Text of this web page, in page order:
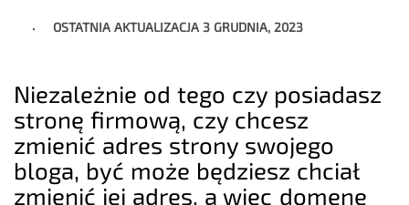
OSTATNIA AKTUALIZACJA 3 GRUDNIA, 2023
Niezależnie od tego czy posiadasz
stronę firmową, czy chcesz
zmienić adres strony swojego
bloga, być może będziesz chciał
zmienić jej adres, a więc domenę